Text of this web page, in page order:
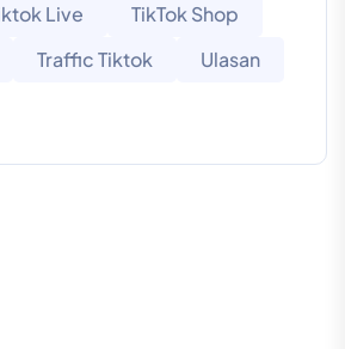
Live
TikTok Shop
Traffic Tiktok
Ulasan